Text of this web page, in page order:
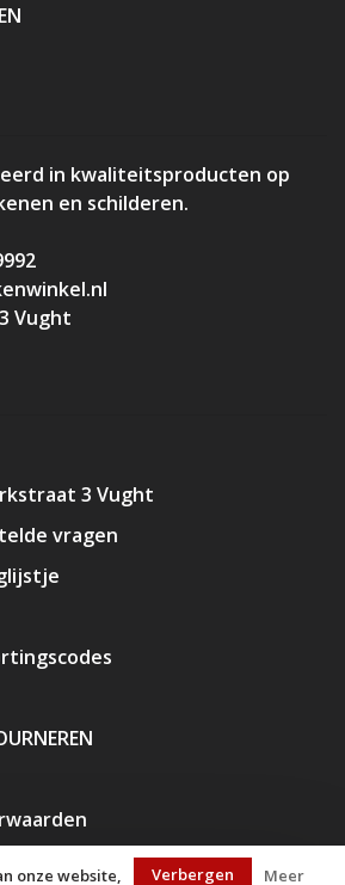
in kwaliteitsproducten op
en schilderen.
Vught
3 Vught
vragen
onze website, Verbergen Meer